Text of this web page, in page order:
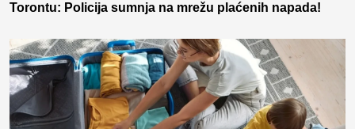
Torontu: Policija sumnja na mrežu plaćenih napada!